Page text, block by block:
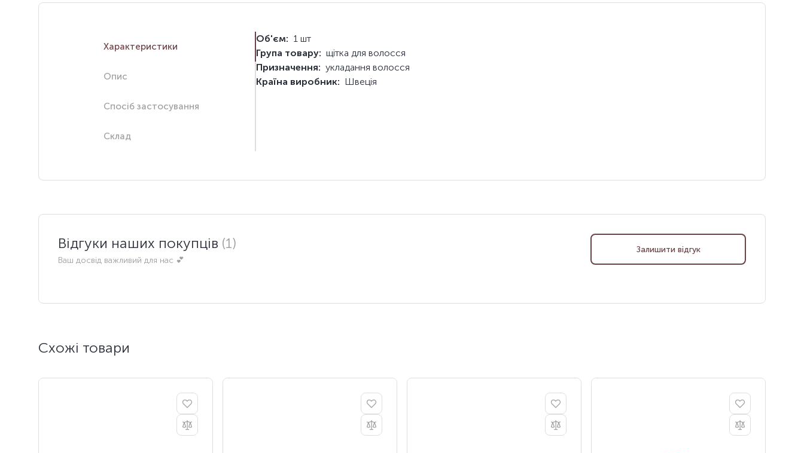
Характеристики
Опис
Спосіб застосування
Склад
Об'єм: 1 шт
Група товару: щітка для волосся
Призначення: укладання волосся
Країна виробник: Швеція
Відгуки наших покупців (1)
Ваш досвід важливий для нас 💕
Залишити відгук
Схожі товари